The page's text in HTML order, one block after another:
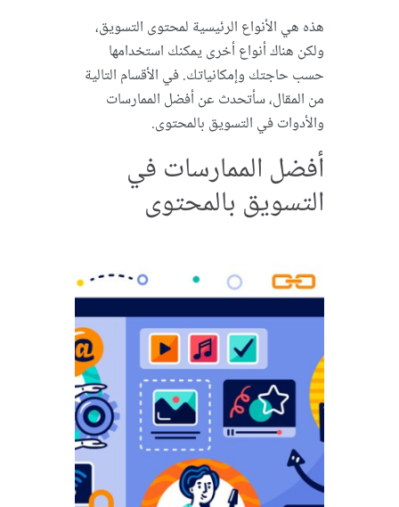
هذه هي الأنواع الرئيسية لمحتوى التسويق،
ولكن هناك أنواع أخرى يمكنك استخدامها
حسب حاجتك وإمكانياتك. في الأقسام التالية
من المقال، سأتحدث عن أفضل الممارسات
والأدوات في التسويق بالمحتوى.
أفضل الممارسات في
التسويق بالمحتوى